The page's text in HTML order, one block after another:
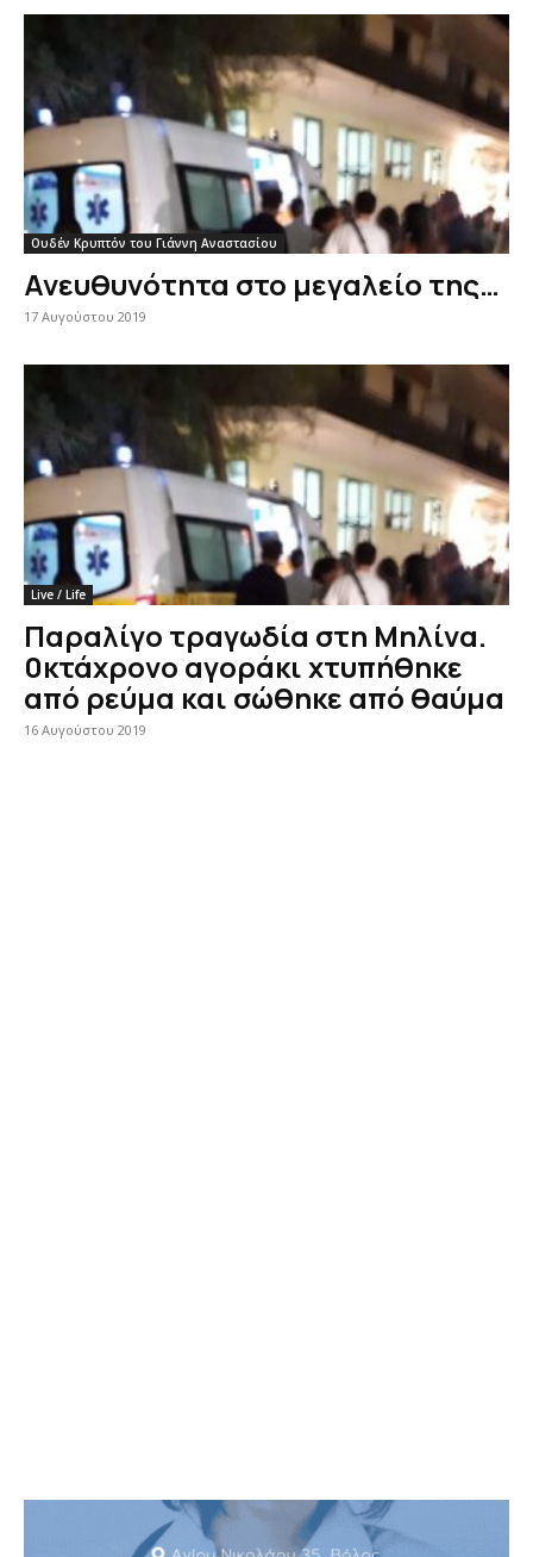
Ουδέν Κρυπτόν του Γιάννη Αναστασίου
Ανευθυνότητα στο μεγαλείο της…
17 Αυγούστου 2019
Live / Life
Παραλίγο τραγωδία στη Μηλίνα.
0κτάχρονο αγοράκι χτυπήθηκε
από ρεύμα και σώθηκε από θαύμα
16 Αυγούστου 2019